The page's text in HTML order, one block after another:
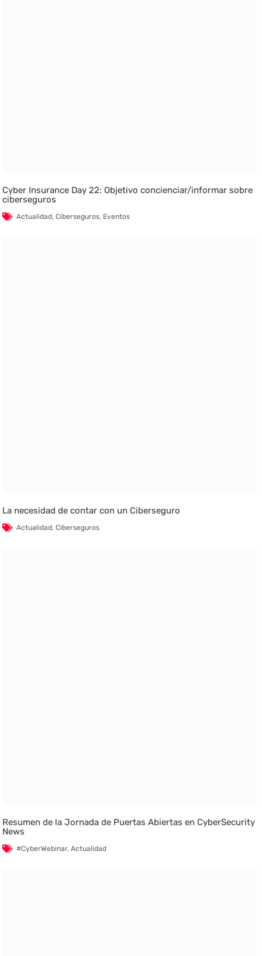
Cyber Insurance Day 22: Objetivo concienciar/informar sobre
ciberseguros
Actualidad,Ciberseguros, Eventos
La necesidad de contar con un Ciberseguro
Actualidad,Ciberseguros
Resumen de la Jornada de Puertas Abiertas en CyberSecurity
News
#CyberWebinar,Actualidad